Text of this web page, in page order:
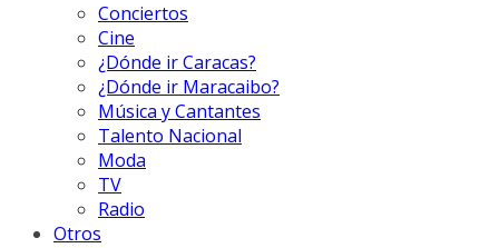
Conciertos
Cine
¿Dónde ir Caracas?
¿Dónde ir Maracaibo?
Música y Cantantes
Talento Nacional
Moda
TV
Radio
Otros